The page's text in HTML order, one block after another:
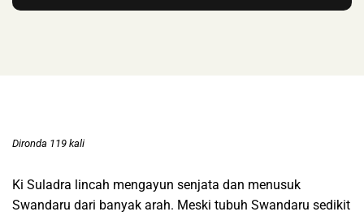
Dironda 119 kali
Ki Suladra lincah mengayun senjata dan menusuk
Swandaru dari banyak arah. Meski tubuh Swandaru sedikit